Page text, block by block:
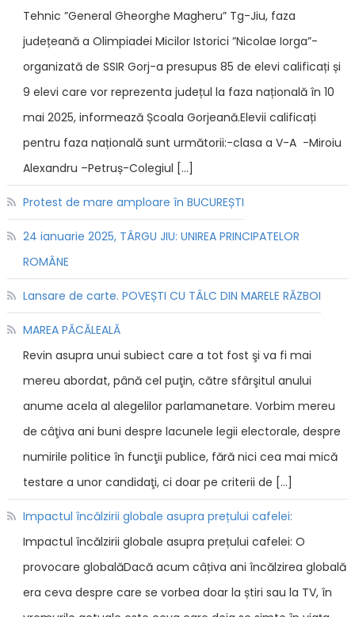
Tehnic ”General Gheorghe Magheru” Tg-Jiu, faza
județeană a Olimpiadei Micilor Istorici ”Nicolae Iorga”-
organizată de SSIR Gorj-a presupus 85 de elevi calificați și
9 elevi care vor reprezenta județul la faza națională în 10
mai 2025, informează Școala Gorjeană.Elevii calificați
pentru faza națională sunt următorii:-clasa a V-A -Miroiu
Alexandru –Petruș-Colegiul […]
Protest de mare amploare în BUCUREȘTI
24 ianuarie 2025, TÂRGU JIU: UNIREA PRINCIPATELOR
ROMÂNE
Lansare de carte. POVEȘTI CU TÂLC DIN MARELE RĂZBOI
MAREA PĂCĂLEALĂ
Revin asupra unui subiect care a tot fost şi va fi mai
mereu abordat, până cel puţin, către sfârşitul anului
anume acela al alegelilor parlamanetare. Vorbim mereu
de câţiva ani buni despre lacunele legii electorale, despre
numirile politice în funcţii publice, fără nici cea mai mică
testare a unor candidaţi, ci doar pe criterii de […]
Impactul încălzirii globale asupra prețului cafelei:
Impactul încălzirii globale asupra prețului cafelei: O
provocare globalăDacă acum câțiva ani încălzirea globală
era ceva despre care se vorbea doar la știri sau la TV, în